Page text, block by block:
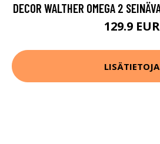
DECOR WALTHER OMEGA 2
129.9 EUR
LISÄTIETOJA